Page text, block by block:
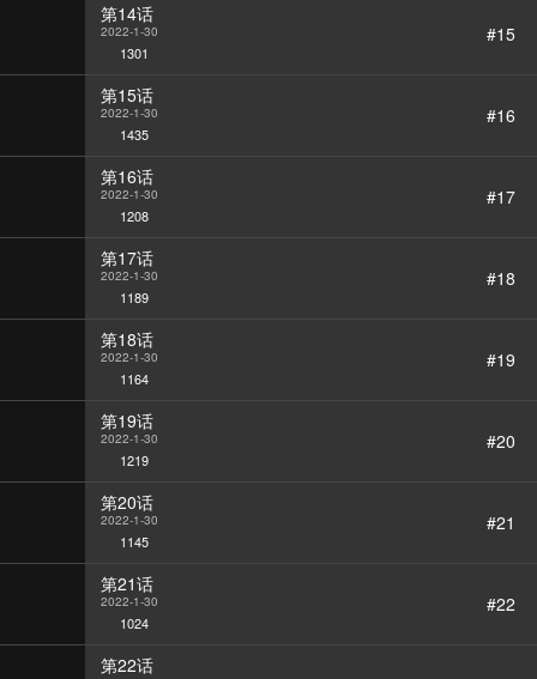
第14话
2022-1-30
1301
#15
第15话
2022-1-30
1435
#16
第16话
2022-1-30
1208
#17
第17话
2022-1-30
1189
#18
第18话
2022-1-30
1164
#19
第19话
2022-1-30
1219
#20
第20话
2022-1-30
1145
#21
第21话
2022-1-30
1024
#22
第22话